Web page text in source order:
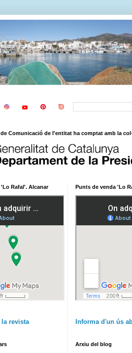
Comunicació de l'entitat ha comptat amb la
Rafal'. Alcanar
revista
Punts de venda 'Lo
Informa d'un ús
Arxiu del blog